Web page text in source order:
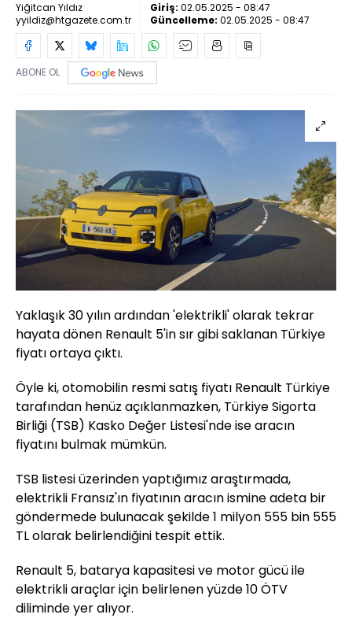
Yiğitcan Yıldız
yyildiz@htgazete.com.tr
Giriş: 02.05.2025 - 08:47
Güncelleme: 02.05.2025 - 08:47
ABONE OL
Yaklaşık 30 yılın ardından 'elektrikli' olarak tekrar
hayata dönen Renault 5'in sır gibi saklanan Türkiye
fiyatı ortaya çıktı.
Öyle ki, otomobilin resmi satış fiyatı Renault Türkiye
tarafından henüz açıklanmazken, Türkiye Sigorta
Birliği (TSB) Kasko Değer Listesi'nde ise aracın
fiyatını bulmak mümkün.
TSB listesi üzerinden yaptığımız araştırmada,
elektrikli Fransız'ın fiyatının aracın ismine adeta bir
göndermede bulunacak şekilde 1 milyon 555 bin 555
TL olarak belirlendiğini tespit ettik.
Renault 5, batarya kapasitesi ve motor gücü ile
elektrikli araçlar için belirlenen yüzde 10 ÖTV
diliminde yer alıyor.